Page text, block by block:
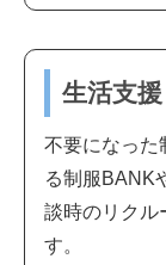
生活支援
不要になった
る制服BANK
談時のリクル
す。